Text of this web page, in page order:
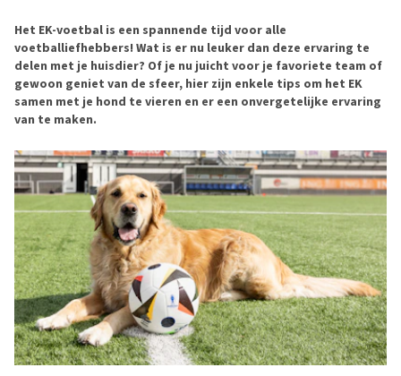
Het EK-voetbal is een spannende tijd voor alle
voetballiefhebbers! Wat is er nu leuker dan deze ervaring te
delen met je huisdier? Of je nu juicht voor je favoriete team of
gewoon geniet van de sfeer, hier zijn enkele tips om het EK
samen met je hond te vieren en er een onvergetelijke ervaring
van te maken.